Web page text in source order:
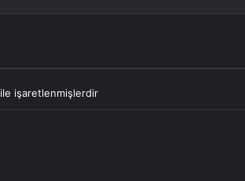
ile işaretlenmişlerdir